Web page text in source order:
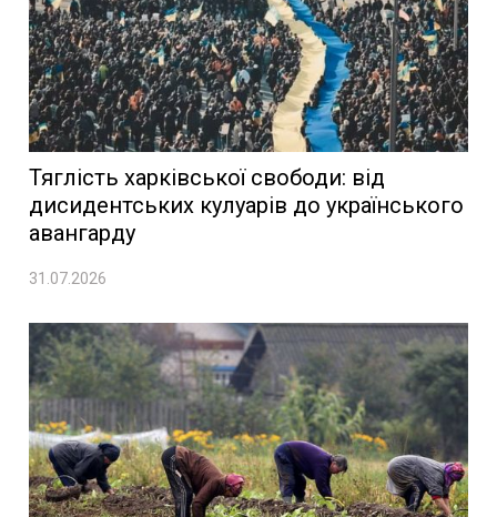
Тяглість харківської свободи: від
дисидентських кулуарів до українського
авангарду
31.07.2026